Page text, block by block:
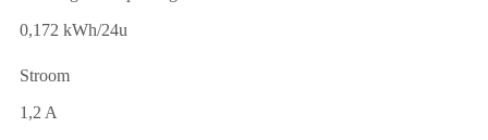
0,172 kWh/24u
Stroom
1,2 A